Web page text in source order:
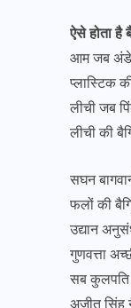
ऐसे होता है
आम जब अंडे
प्लास्टिक
लीची जब
लीची की
सघन
फलों की
उद्यान
गुणवत्ता
सब कुलपति
अजीत सिंह